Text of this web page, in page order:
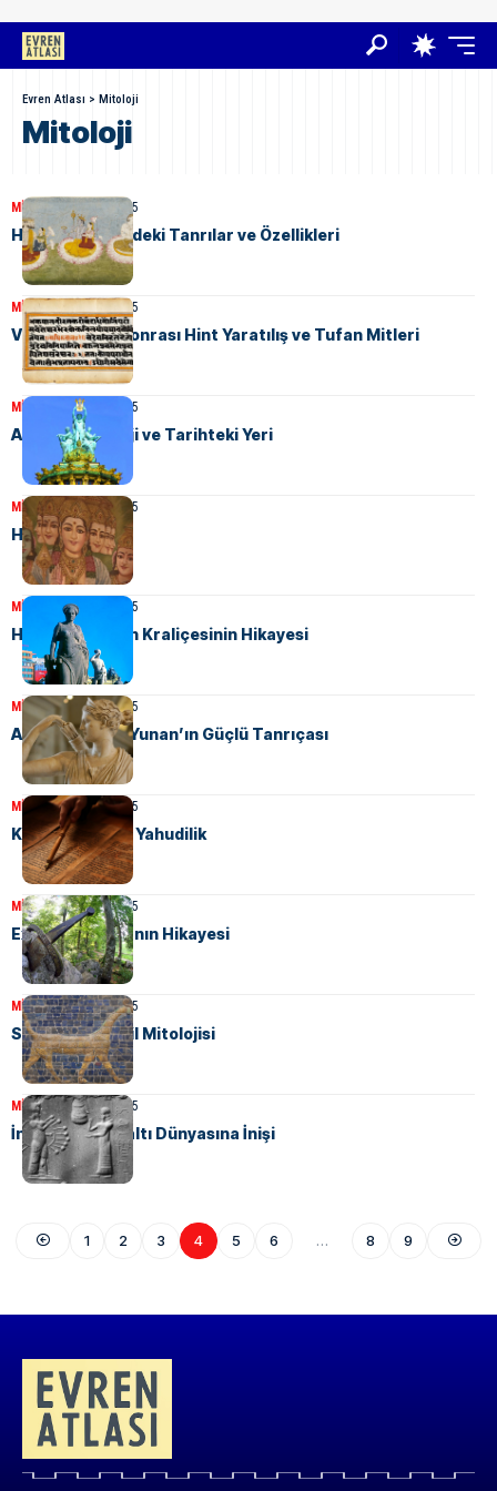
Evren Atlası > Mitoloji
Mitoloji
MITOLOJI 21 Mart 2025
Hint Mitolojisindeki Tanrılar ve Özellikleri
MITOLOJI21 Mart 2025
Veda Dönemi Sonrası Hint Yaratılış ve Tufan Mitleri
MITOLOJI 21 Mart 2025
Apollon: Mitoloji ve Tarihteki Yeri
MITOLOJI 21 Mart 2025
Hint Mitolojisi
MITOLOJI29 Mart 2025
Hera: Tanrıların Kraliçesinin Hikayesi
MITOLOJI21 Mart 2025
Artemis: Antik Yunan’ın Güçlü Tanrıçası
MITOLOJI21 Mart 2025
Kutsal Kitap ve Yahudilik
MITOLOJI21 Mart 2025
Excalibur Kılıcı’nın Hikayesi
MITOLOJI21 Mart 2025
Samiler ve Babil Mitolojisi
MITOLOJI 21 Mart 2025
İnanna’nın Yeraltı Dünyasına İnişi
1 2 3 4 5 6 … 8 9